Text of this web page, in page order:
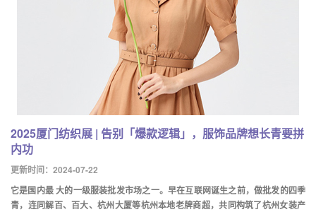
2025厦门纺织展 | 告别「爆款逻辑」，服饰品牌想长青要拼
内功
更新时间：2024-07-22
它是国内最 大的一级服装批发市场之一。早在互联网诞生之前，做批发的四季
青，连同解百、百大、杭州大厦等杭州本地老牌商超，共同构筑了杭州女装产